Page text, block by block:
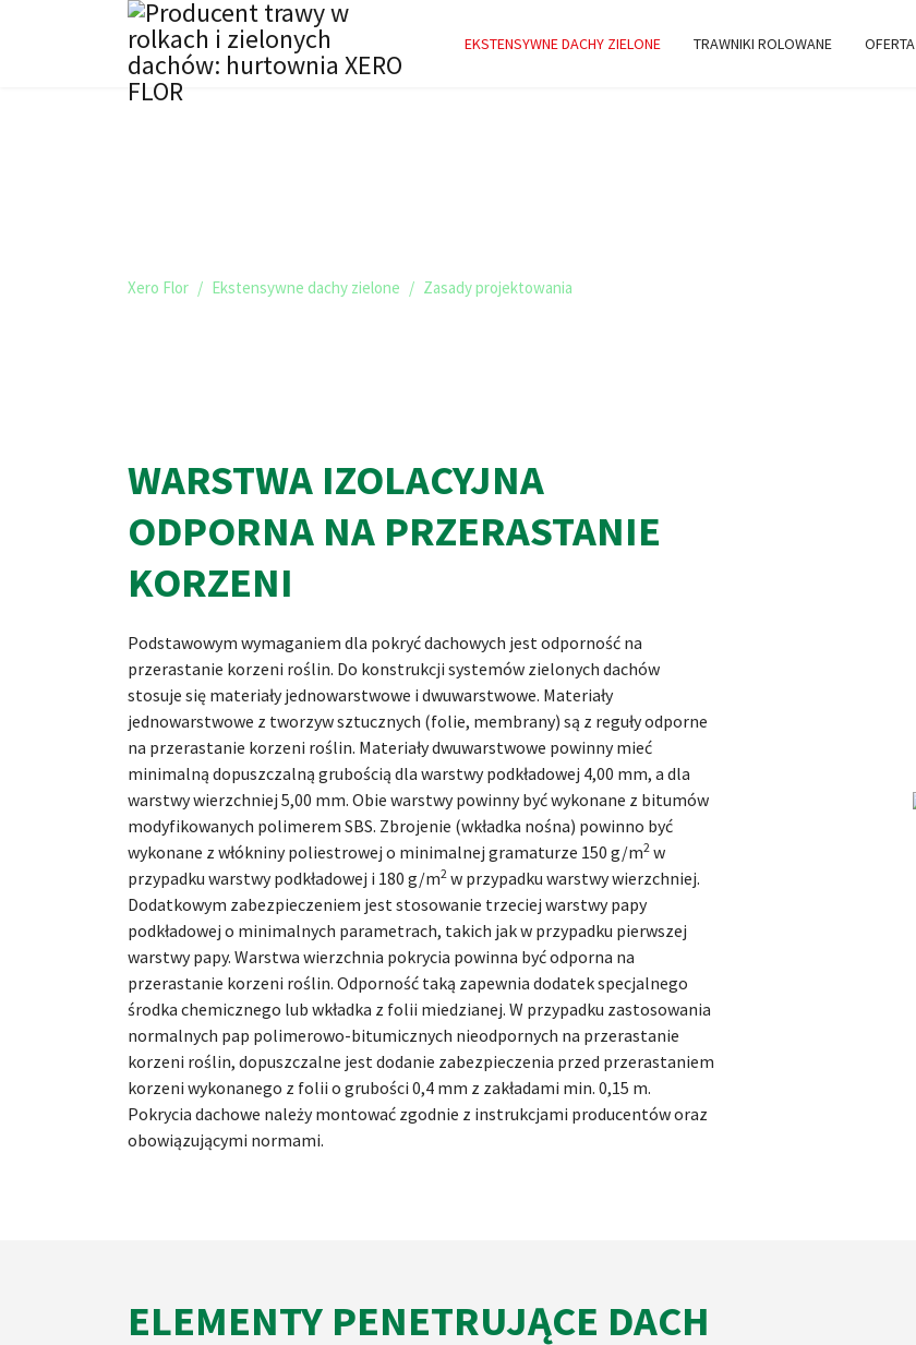
EKSTENSYWNE DACHY ZIELONE TRAWNIKI ROLOWANE OFERTA
Xero Flor Ekstensywne dachy zielone Zasady projektowania
WARSTWA IZOLACYJNA
ODPORNA NA PRZERASTANIE
KORZENI
Podstawowym wymaganiem dla pokryć dachowych jest odporność na
przerastanie korzeni roślin. Do konstrukcji systemów zielonych dachów
stosuje się materiały jednowarstwowe i dwuwarstwowe. Materiały
jednowarstwowe z tworzyw sztucznych (folie, membrany) są z reguły odporne
na przerastanie korzeni roślin. Materiały dwuwarstwowe powinny mieć
minimalną dopuszczalną grubością dla warstwy podkładowej 4,00 mm, a dla
warstwy wierzchniej 5,00 mm. Obie warstwy powinny być wykonane z bitumów
modyfikowanych polimerem SBS. Zbrojenie (wkładka nośna) powinno być
wykonane z włókniny poliestrowej o minimalnej gramaturze 150 g/m2 w
przypadku warstwy podkładowej i 180 g/m2 w przypadku warstwy wierzchniej.
Dodatkowym zabezpieczeniem jest stosowanie trzeciej warstwy papy
podkładowej o minimalnych parametrach, takich jak w przypadku pierwszej
warstwy papy. Warstwa wierzchnia pokrycia powinna być odporna na
przerastanie korzeni roślin. Odporność taką zapewnia dodatek specjalnego
środka chemicznego lub wkładka z folii miedzianej. W przypadku zastosowania
normalnych pap polimerowo-bitumicznych nieodpornych na przerastanie
korzeni roślin, dopuszczalne jest dodanie zabezpieczenia przed przerastaniem
korzeni wykonanego z folii o grubości 0,4 mm z zakładami min. 0,15 m.
Pokrycia dachowe należy montować zgodnie z instrukcjami producentów oraz
obowiązującymi normami.
ELEMENTY PENETRUJĄCE DACH